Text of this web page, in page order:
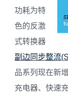
功耗为特
色的反激
式转换器
副边同步整流
品系列现在新
充电器、快速